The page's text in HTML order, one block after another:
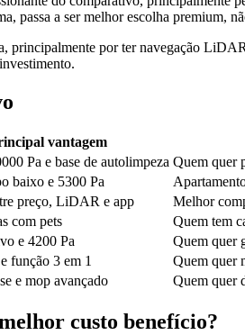
passa a ser melhor escolha premium,
principalmente por ter navegação
vantagem
Pa e base de autolimpeza Quem quer
baixo e 5300 Pa
preço, LiDAR e app Melhor
com pets Quem tem
e 4200 Pa Quem quer
função 3 em 1 Quem quer
e mop avançado Quem quer
custo benefício?